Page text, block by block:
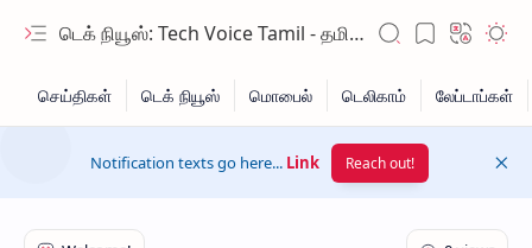
டெக் நியூஸ்: Tech Voice Tamil - தமிழ் டெக் & 2026 AI செய்திகள்.
Notification texts go here... Link Reach out!